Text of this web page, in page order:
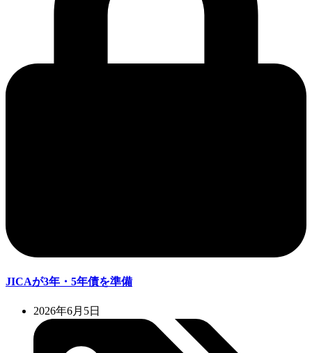
JICAが3年・5年債を準備
2026年6月5日